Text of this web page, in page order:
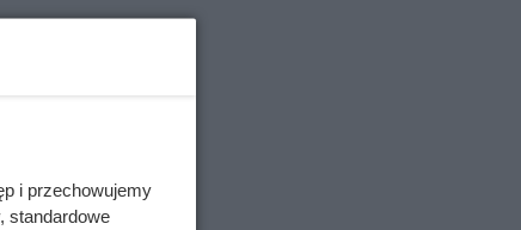
i przechowujemy
standardowe